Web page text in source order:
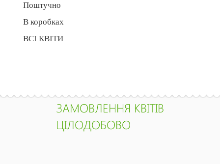
Поштучно
В коробках
ВСІ КВІТИ
ЗАМОВЛЕННЯ КВІТІВ
ЦІЛОДОБОВО